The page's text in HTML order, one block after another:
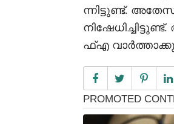
ന്നിട്ടുണ്ട്.
ഫ്എ